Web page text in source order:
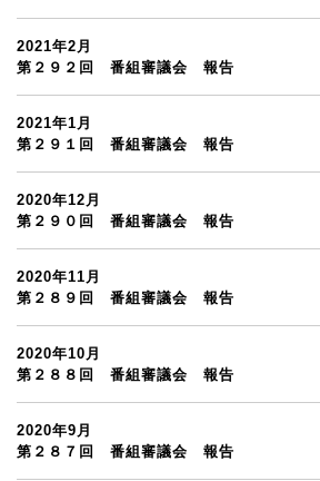
2021年2月
第２９２回 番組審議会 報告
2021年1月
第２９１回 番組審議会 報告
2020年12月
第２９０回 番組審議会 報告
2020年11月
第２８９回 番組審議会 報告
2020年10月
第２８８回 番組審議会 報告
2020年9月
第２８７回 番組審議会 報告